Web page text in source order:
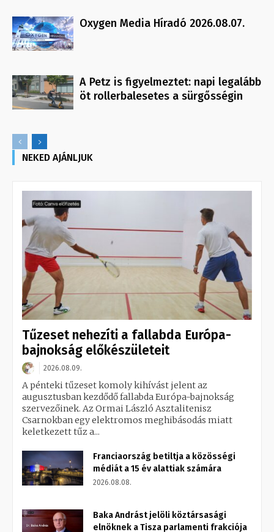
Oxygen Media Híradó 2026.08.07.
A Petz is figyelmeztet: napi legalább
öt rollerbalesetes a sürgősségin
NEKED AJÁNLJUK
Tűzeset nehezíti a fallabda Európa-
bajnokság előkészületeit
2026.08.09.
A pénteki tűzeset komoly kihívást jelent az
augusztusban kezdődő fallabda Európa-bajnokság
szervezőinek. Az Ormai László Asztalitenisz
Csarnokban egy elektromos meghibásodás miatt
keletkezett tűz a...
Franciaország betiltja a közösségi
médiát a 15 év alattiak számára
2026.08.08.
Baka Andrást jelöli köztársasági
elnöknek a Tisza parlamenti frakciója